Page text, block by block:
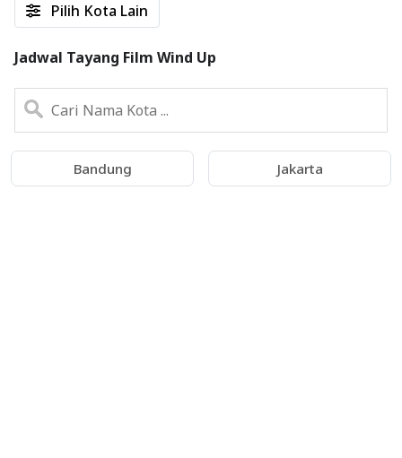
Pilih Kota Lain
Jadwal Tayang Film Wind Up
Bandung Jakarta